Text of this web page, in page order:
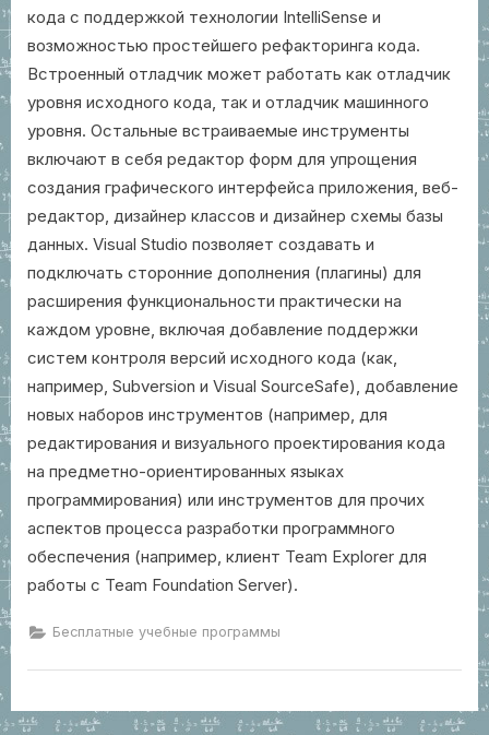
кода с поддержкой технологии IntelliSense и
возможностью простейшего рефакторинга кода.
Встроенный отладчик может работать как отладчик
уровня исходного кода, так и отладчик машинного
уровня. Остальные встраиваемые инструменты
включают в себя редактор форм для упрощения
создания графического интерфейса приложения, веб-
редактор, дизайнер классов и дизайнер схемы базы
данных. Visual Studio позволяет создавать и
подключать сторонние дополнения (плагины) для
расширения функциональности практически на
каждом уровне, включая добавление поддержки
систем контроля версий исходного кода (как,
например, Subversion и Visual SourceSafe), добавление
новых наборов инструментов (например, для
редактирования и визуального проектирования кода
на предметно-ориентированных языках
программирования) или инструментов для прочих
аспектов процесса разработки программного
обеспечения (например, клиент Team Explorer для
работы с Team Foundation Server).
Бесплатные учебные программы